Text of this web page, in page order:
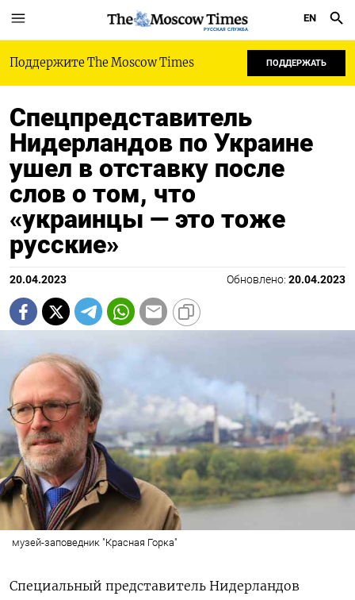
РУССКАЯ СЛУЖБА
EN
Поддержите The Moscow Times ПОДДЕРЖАТЬ
Спецпредставитель
Нидерландов по Украине
ушел в отставку после
слов о том, что
«украинцы — это тоже
русские»
20.04.2023 Обновлено: 20.04.2023
музей-заповедник "Красная Горка"
Специальный представитель Нидерландов